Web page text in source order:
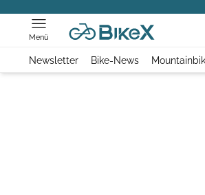
Menü
Newsletter Bike-News